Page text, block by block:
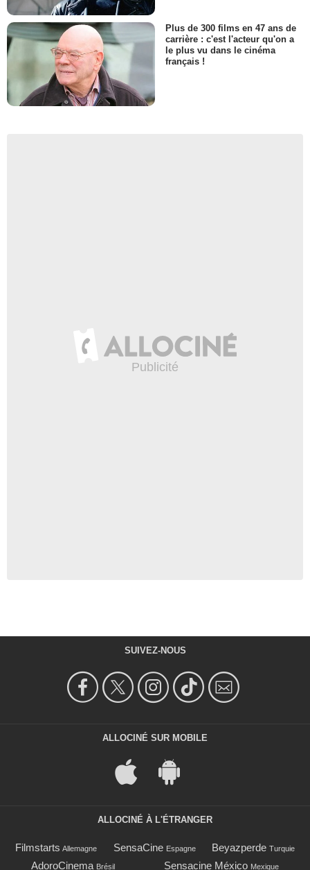
Plus de 300 films en 47 ans de
carrière : c'est l'acteur qu'on a
le plus vu dans le cinéma
français !
SUIVEZ-NOUS
ALLOCINÉ SUR MOBILE
ALLOCINÉ À L'ÉTRANGER
Filmstarts Allemagne SensaCine Espagne Beyazperde Turquie
AdoroCinema Brésil Sensacine México Mexique